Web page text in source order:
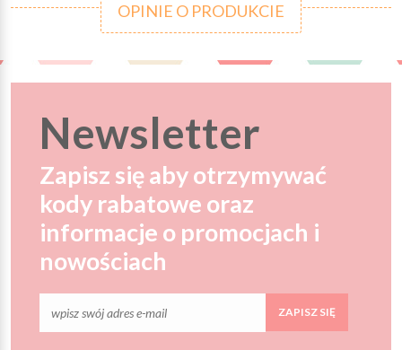
OPINIE O PRODUKCIE
Newsletter
Zapisz się aby otrzymywać
kody rabatowe oraz
informacje o promocjach i
nowościach
ZAPISZ SIĘ